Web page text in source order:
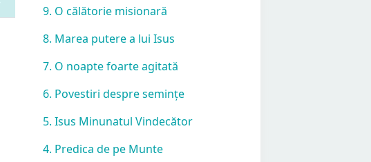
9. O călătorie misionară
8. Marea putere a lui Isus
7. O noapte foarte agitată
6. Povestiri despre semințe
5. Isus Minunatul Vindecător
4. Predica de pe Munte